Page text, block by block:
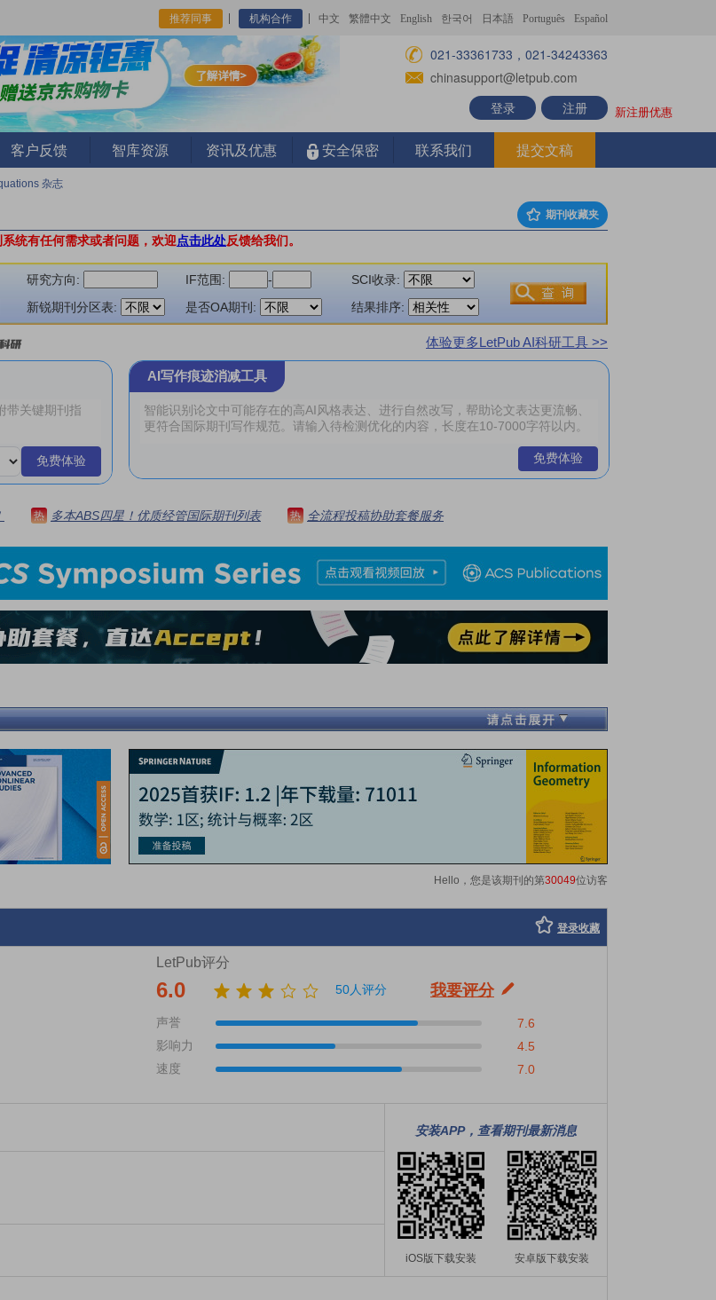
推荐同事 机构合作 中文 繁體中文 English 한국어 日本語 Português Español
021-33361733，021-34243363
chinasupport@letpub.com
登录
注册 新注册优惠
客户反馈 智库资源 资讯及优惠 安全保密 联系我们 提交文稿
杂志
期刊收藏夹
统有任何需求或者问题，欢迎点击此处反馈给我们。
研究方向: IF范围: -
SCI收录:
新锐期刊分区表: 是否OA期刊: 结果排序:
体验更多LetPub AI科研工具 >>
免费体验
AI写作痕迹消减工具
免费体验
热 多本ABS四星！优质经管国际期刊列表 热 全流程投稿协助套餐服务
Hello，您是该期刊的第30049位访客
登录收藏
LetPub评分
6.0 50人评分 我要评分
声誉
7.6
影响力
4.5
速度
7.0
安装APP，查看期刊最新消息
iOS版下载安装 安卓版下载安装